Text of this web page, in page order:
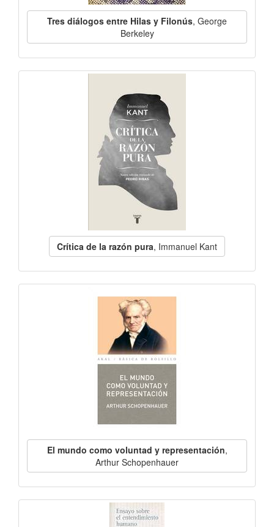
Tres diálogos entre Hilas y Filonús, George
Berkeley
Crítica de la razón pura, Immanuel Kant
El mundo como voluntad y representación,
Arthur Schopenhauer